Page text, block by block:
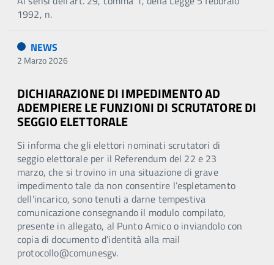
1992, n.
NEWS
2 Marzo 2026
DICHIARAZIONE DI IMPEDIMENTO AD
ADEMPIERE LE FUNZIONI DI SCRUTATORE DI
SEGGIO ELETTORALE
Si informa che gli elettori nominati scrutatori di
seggio elettorale per il Referendum del 22 e 23
marzo, che si trovino in una situazione di grave
impedimento tale da non consentire l’espletamento
dell’incarico, sono tenuti a darne tempestiva
comunicazione consegnando il modulo compilato,
presente in allegato, al Punto Amico o inviandolo con
copia di documento d’identità alla mail
protocollo@comunesgv.